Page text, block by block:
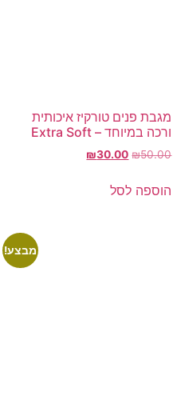
מגבת פנים טורקיז איכותית
ורכה במיוחד – Extra Soft
₪50.00
₪30.00
הוספה לסל
מבצע!